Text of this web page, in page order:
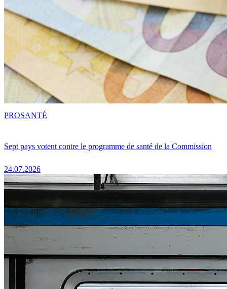
Sept pays votent contre le programme de santé de la Commission
24.07.2026
PROSANTÉ